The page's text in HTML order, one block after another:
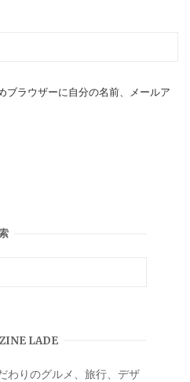
ブラウザーに自分の名前、メールア
LADE
わりのグルメ、旅行、デザ